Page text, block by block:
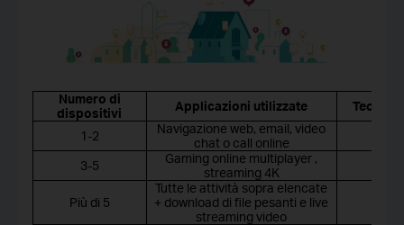
Numero di
dispositivi
Applicazioni utilizzate
1-2
Navigazione web, email, video
chat o call online
3-5
Gaming online multiplayer ,
streaming 4K
Più di 5
Tutte le attività sopra elencate
+ download di file pesanti e live
streaming video